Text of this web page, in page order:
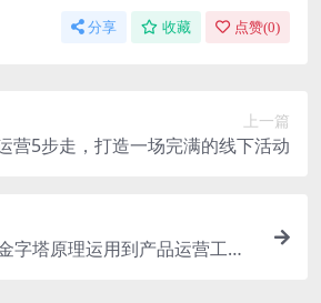
分享 收藏 点赞(0)
上一篇
营5步走，打造一场完满的线下活动
字塔原理运用到产品运营工作